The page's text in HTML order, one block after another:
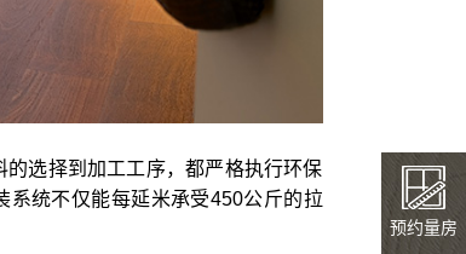
选择到加工工序，都严格执行环保
系统不仅能每延米承受450公斤的拉
预约量房